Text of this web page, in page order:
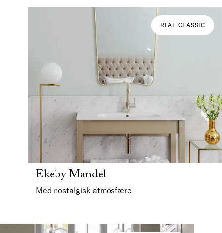
REAL CLASSIC
Ekeby Mandel
Med nostalgisk atmosfære